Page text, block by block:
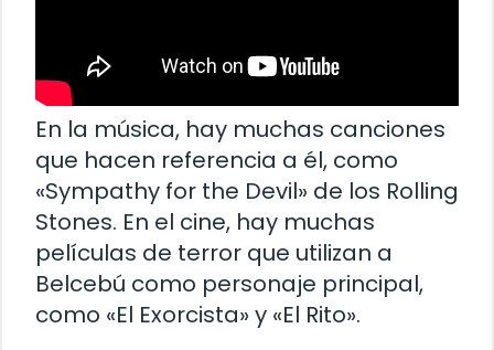
En la música, hay muchas canciones
que hacen referencia a él, como
«Sympathy for the Devil» de los Rolling
Stones. En el cine, hay muchas
películas de terror que utilizan a
Belcebú como personaje principal,
como «El Exorcista» y «El Rito».